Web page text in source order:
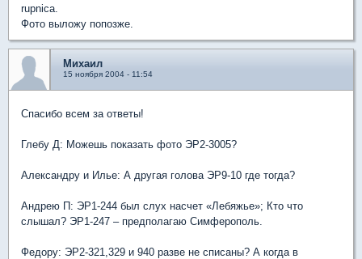
rupnica.
Фото выложу попозже.
Михаил
15 ноября 2004 - 11:54
Спасибо всем за ответы!
Глебу Д: Можешь показать фото ЭР2-3005?
Александру и Илье: А другая голова ЭР9-10 где тогда?
Андрею П: ЭР1-244 был слух насчет «Лебяжье»; Кто что
слышал? ЭР1-247 – предполагаю Симферополь.
Федору: ЭР2-321,329 и 940 разве не списаны? А когда в